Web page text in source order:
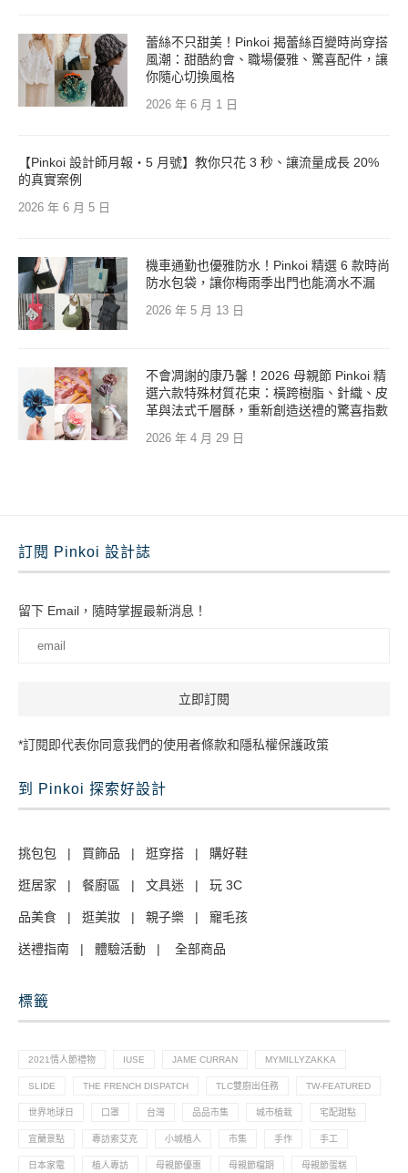
蕾絲不只甜美！Pinkoi 揭蕾絲百變時尚穿搭
風潮：甜酷約會、職場優雅、驚喜配件，讓
你隨心切換風格
2026 年 6 月 1 日
【Pinkoi 設計師月報・5 月號】教你只花 3 秒、讓流量成長 20%
的真實案例
2026 年 6 月 5 日
機車通勤也優雅防水！Pinkoi 精選 6 款時尚
防水包袋，讓你梅雨季出門也能滴水不漏
2026 年 5 月 13 日
不會凋謝的康乃馨！2026 母親節 Pinkoi 精
選六款特殊材質花束：橫跨樹脂、針織、皮
革與法式千層酥，重新創造送禮的驚喜指數
2026 年 4 月 29 日
訂閱 Pinkoi 設計誌
留下 Email，隨時掌握最新消息！
*訂閱即代表你同意我們的使用者條款和隱私權保護政策
到 Pinkoi 探索好設計
挑包包 | 買飾品 | 逛穿搭 | 購好鞋
逛居家 | 餐廚區 | 文具迷 | 玩 3C
品美食 | 逛美妝 | 親子樂 | 寵毛孩
送禮指南 | 體驗活動 | 全部商品
標籤
2021情人節禮物 IUSE JAME CURRAN MYMILLYZAKKA
SLIDE THE FRENCH DISPATCH TLC雙廚出任務 TW-FEATURED
世界地球日 口罩 台灣 品品市集 城市植栽 宅配甜點
宜蘭景點 專訪索艾克 小城植人 市集 手作 手工
日本家電 植人專訪 母親節優惠 母親節檔期 母親節蛋糕